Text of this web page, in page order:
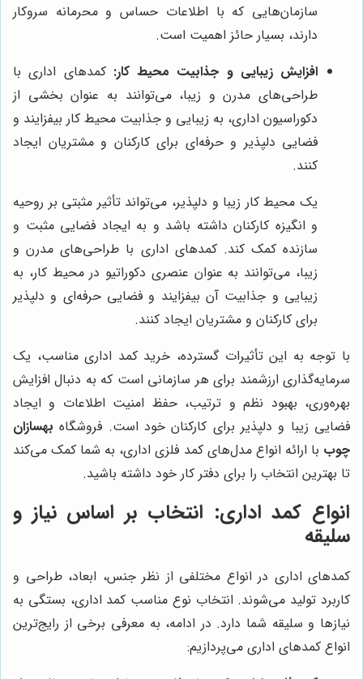
سازمان‌هایی که با اطلاعات حساس و محرمانه سروکار
دارند، بسیار حائز اهمیت است.
افزایش زیبایی و جذابیت محیط کار: کمدهای اداری با
طراحی‌های مدرن و زیبا، می‌توانند به عنوان بخشی از
دکوراسیون اداری، به زیبایی و جذابیت محیط کار بیفزایند و
فضایی دلپذیر و حرفه‌ای برای کارکنان و مشتریان ایجاد
کنند.
یک محیط کار زیبا و دلپذیر، می‌تواند تأثیر مثبتی بر روحیه
و انگیزه کارکنان داشته باشد و به ایجاد فضایی مثبت و
سازنده کمک کند. کمدهای اداری با طراحی‌های مدرن و
زیبا، می‌توانند به عنوان عنصری دکوراتیو در محیط کار، به
زیبایی و جذابیت آن بیفزایند و فضایی حرفه‌ای و دلپذیر
برای کارکنان و مشتریان ایجاد کنند.
با توجه به این تأثیرات گسترده، خرید کمد اداری مناسب، یک
سرمایه‌گذاری ارزشمند برای هر سازمانی است که به دنبال افزایش
بهره‌وری، بهبود نظم و ترتیب، حفظ امنیت اطلاعات و ایجاد
فضایی زیبا و دلپذیر برای کارکنان خود است. فروشگاه بهسازان
چوب با ارائه انواع مدل‌های کمد فلزی اداری، به شما کمک می‌کند
تا بهترین انتخاب را برای دفتر کار خود داشته باشید.
انواع کمد اداری: انتخاب بر اساس نیاز و
سلیقه
کمدهای اداری در انواع مختلفی از نظر جنس، ابعاد، طراحی و
کاربرد تولید می‌شوند. انتخاب نوع مناسب کمد اداری، بستگی به
نیازها و سلیقه شما دارد. در ادامه، به معرفی برخی از رایج‌ترین
انواع کمدهای اداری می‌پردازیم: